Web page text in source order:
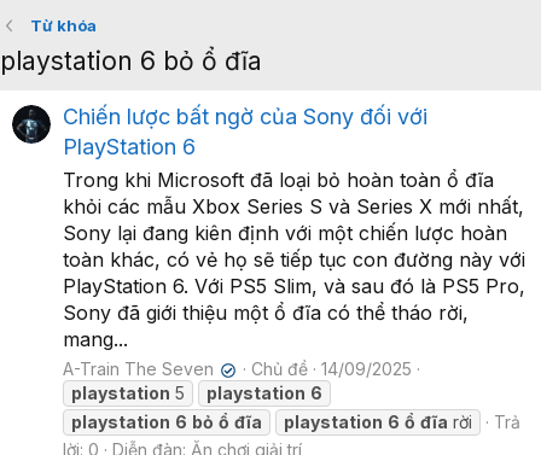
Từ khóa
playstation 6 bỏ ổ đĩa
Chiến lược bất ngờ của Sony đối với
PlayStation 6
Trong khi Microsoft đã loại bỏ hoàn toàn ổ đĩa
khỏi các mẫu Xbox Series S và Series X mới nhất,
Sony lại đang kiên định với một chiến lược hoàn
toàn khác, có vẻ họ sẽ tiếp tục con đường này với
PlayStation 6. Với PS5 Slim, và sau đó là PS5 Pro,
Sony đã giới thiệu một ổ đĩa có thể tháo rời,
mang...
A-Train The Seven ✔ Chủ đề
14/09/2025
playstation 5 playstation 6
playstation 6 bỏ ổ đĩa playstation 6 ổ đĩa rời
Trả
lời: 0
Diễn đàn: Ăn chơi giải trí